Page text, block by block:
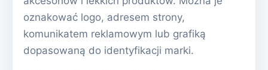
oznakować logo, adresem strony,
komunikatem reklamowym lub grafiką
dopasowaną do identyfikacji marki.